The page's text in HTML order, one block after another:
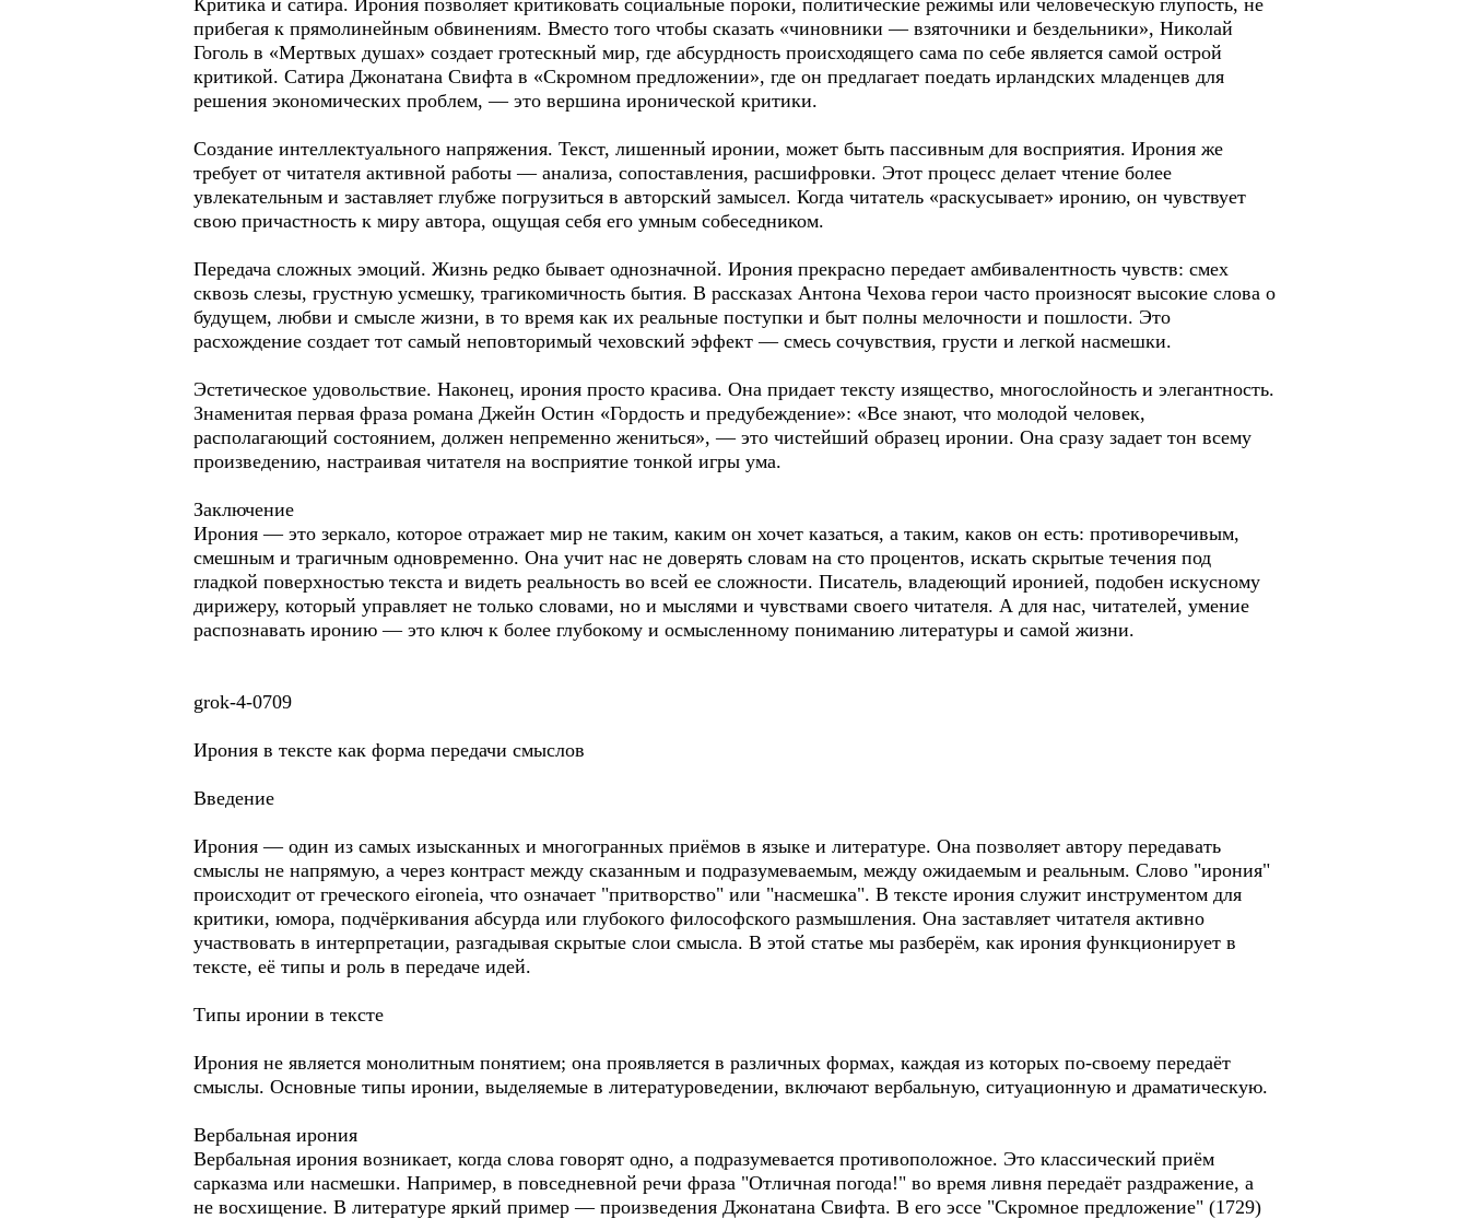
Критика и сатира. Ирония позволяет критиковать социальные пороки, политические режимы или человеческую глупость, не
прибегая к прямолинейным обвинениям. Вместо того чтобы сказать «чиновники — взяточники и бездельники», Николай
Гоголь в «Мертвых душах» создает гротескный мир, где абсурдность происходящего сама по себе является самой острой
критикой. Сатира Джонатана Свифта в «Скромном предложении», где он предлагает поедать ирландских младенцев для
решения экономических проблем, — это вершина иронической критики.
Создание интеллектуального напряжения. Текст, лишенный иронии, может быть пассивным для восприятия. Ирония же
требует от читателя активной работы — анализа, сопоставления, расшифровки. Этот процесс делает чтение более
увлекательным и заставляет глубже погрузиться в авторский замысел. Когда читатель «раскусывает» иронию, он чувствует
свою причастность к миру автора, ощущая себя его умным собеседником.
Передача сложных эмоций. Жизнь редко бывает однозначной. Ирония прекрасно передает амбивалентность чувств: смех
сквозь слезы, грустную усмешку, трагикомичность бытия. В рассказах Антона Чехова герои часто произносят высокие слова о
будущем, любви и смысле жизни, в то время как их реальные поступки и быт полны мелочности и пошлости. Это
расхождение создает тот самый неповторимый чеховский эффект — смесь сочувствия, грусти и легкой насмешки.
Эстетическое удовольствие. Наконец, ирония просто красива. Она придает тексту изящество, многослойность и элегантность.
Знаменитая первая фраза романа Джейн Остин «Гордость и предубеждение»: «Все знают, что молодой человек,
располагающий состоянием, должен непременно жениться», — это чистейший образец иронии. Она сразу задает тон всему
произведению, настраивая читателя на восприятие тонкой игры ума.
Заключение
Ирония — это зеркало, которое отражает мир не таким, каким он хочет казаться, а таким, каков он есть: противоречивым,
смешным и трагичным одновременно. Она учит нас не доверять словам на сто процентов, искать скрытые течения под
гладкой поверхностью текста и видеть реальность во всей ее сложности. Писатель, владеющий иронией, подобен искусному
дирижеру, который управляет не только словами, но и мыслями и чувствами своего читателя. А для нас, читателей, умение
распознавать иронию — это ключ к более глубокому и осмысленному пониманию литературы и самой жизни.
grok-4-0709
Ирония в тексте как форма передачи смыслов
Введение
Ирония — один из самых изысканных и многогранных приёмов в языке и литературе. Она позволяет автору передавать
смыслы не напрямую, а через контраст между сказанным и подразумеваемым, между ожидаемым и реальным. Слово "ирония"
происходит от греческого eironeia, что означает "притворство" или "насмешка". В тексте ирония служит инструментом для
критики, юмора, подчёркивания абсурда или глубокого философского размышления. Она заставляет читателя активно
участвовать в интерпретации, разгадывая скрытые слои смысла. В этой статье мы разберём, как ирония функционирует в
тексте, её типы и роль в передаче идей.
Типы иронии в тексте
Ирония не является монолитным понятием; она проявляется в различных формах, каждая из которых по-своему передаёт
смыслы. Основные типы иронии, выделяемые в литературоведении, включают вербальную, ситуационную и драматическую.
Вербальная ирония
Вербальная ирония возникает, когда слова говорят одно, а подразумевается противоположное. Это классический приём
сарказма или насмешки. Например, в повседневной речи фраза "Отличная погода!" во время ливня передаёт раздражение, а
не восхищение. В литературе яркий пример — произведения Джонатана Свифта. В его эссе "Скромное предложение" (1729)